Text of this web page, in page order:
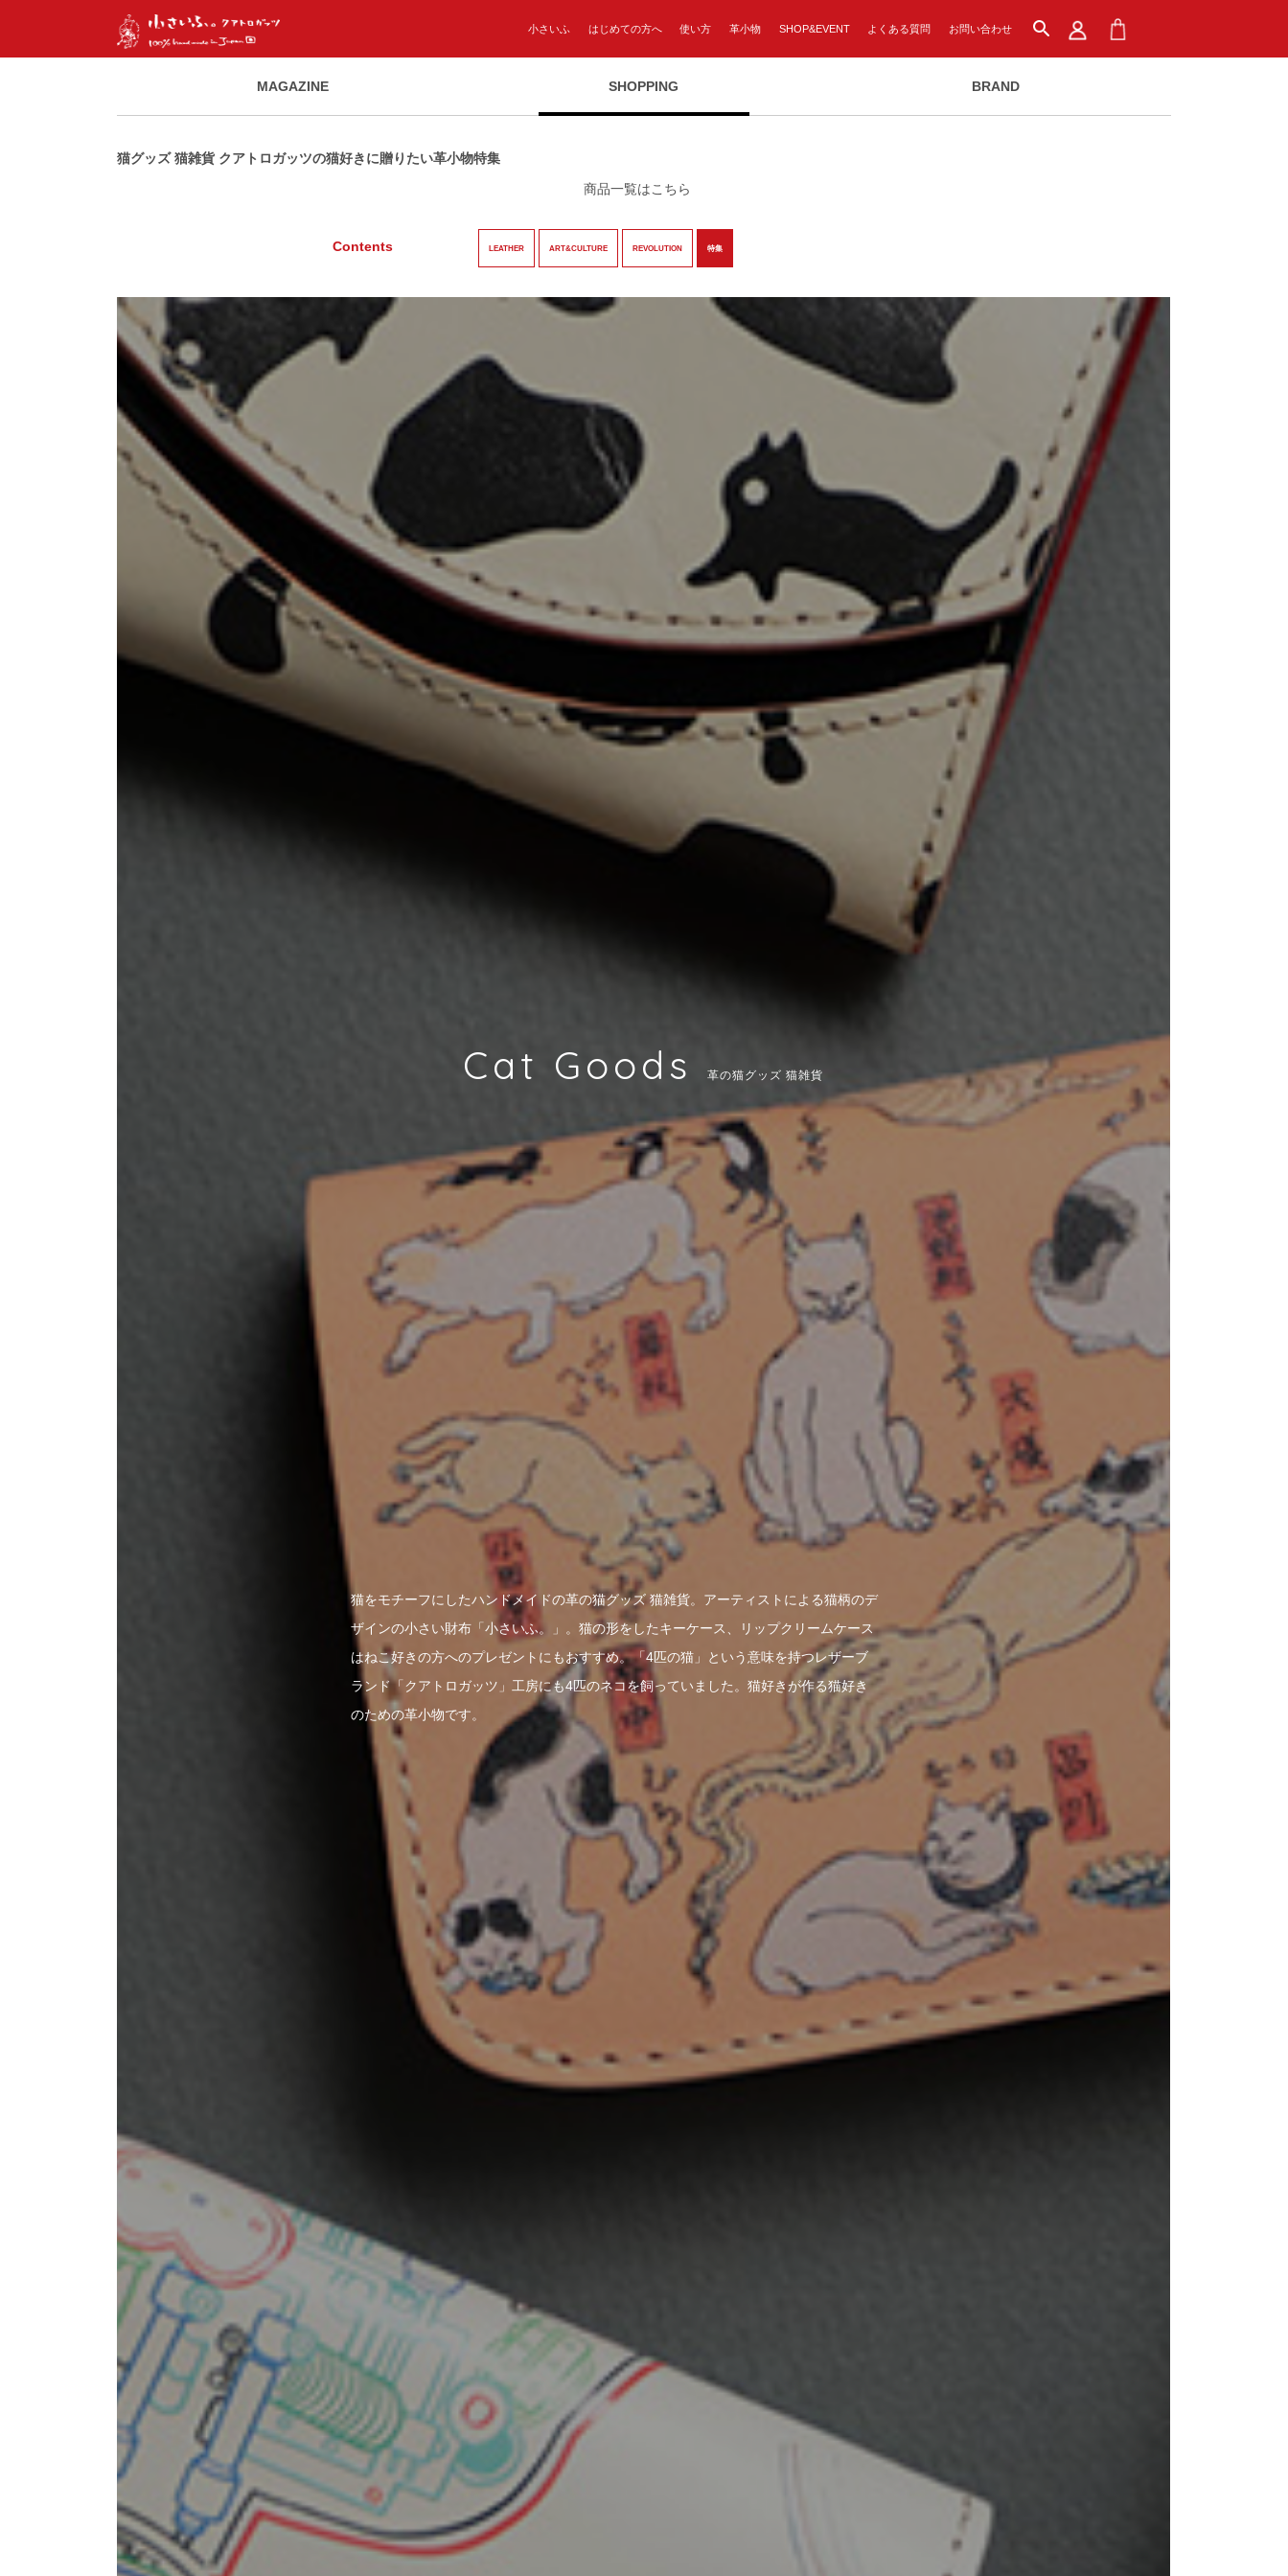
小さいふ はじめての方へ 使い方 革小物 SHOP&EVENT よくある質問 お問い合わせ search
MAGAZINE SHOPPING BRAND
猫グッズ 猫雑貨 クアトロガッツの猫好きに贈りたい革小物特集
商品一覧はこちら
Contents LEATHER ART&CULTURE REVOLUTION 特集
Cat Goods 革の猫グッズ 猫雑貨
猫をモチーフにしたハンドメイドの革の猫グッズ 猫雑貨。アーティストによる猫柄のデ
ザインの小さい財布「小さいふ。」。猫の形をしたキーケース、リップクリームケース
はねこ好きの方へのプレゼントにもおすすめ。「4匹の猫」という意味を持つレザーブ
ランド「クアトロガッツ」工房にも4匹のネコを飼っていました。猫好きが作る猫好き
のための革小物です。